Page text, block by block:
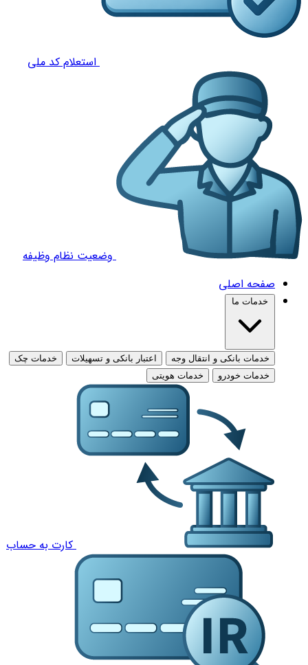
استعلام کد ملی
وضعیت نظام وظیفه
صفحه اصلی
خدمات ما
خدمات بانکی و انتقال وجه اعتبار بانکی و تسهیلات
خدمات چک
خدمات خودرو
خدمات هویتی
کارت به حساب